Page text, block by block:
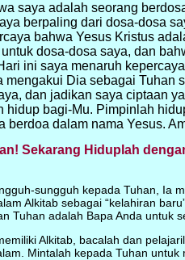
saya adalah seorang
berpaling dari dosa-dosa
bahwa Yesus Kristus
dosa-dosa saya, dan
ini saya menaruh
Dia sebagai Tuhan
dan jadikan saya ciptaan
hidup bagi-Mu. Pimpinlah
berdoa dalam nama Yesus.
Sekarang Hiduplah
sungguh kepada Tuhan, Ia
Alkitab sebagai “kelahiran
Tuhan adalah Bapa Anda untuk
Alkitab, bacalah dan
Mintalah kepada Tuhan untuk